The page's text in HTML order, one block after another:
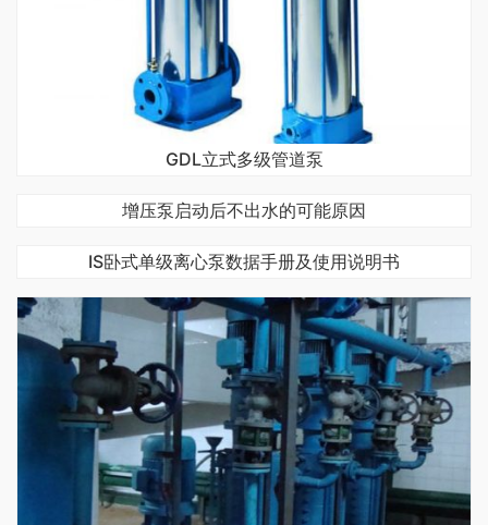
GDL立式多级管道泵
增压泵启动后不出水的可能原因
IS卧式单级离心泵数据手册及使用说明书